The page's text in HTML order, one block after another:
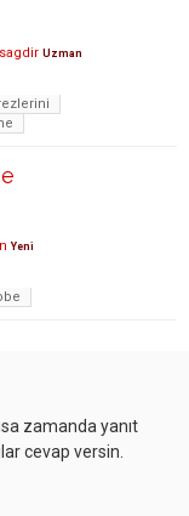
Uzman
Yeni
zamanda yanıt
cevap versin.